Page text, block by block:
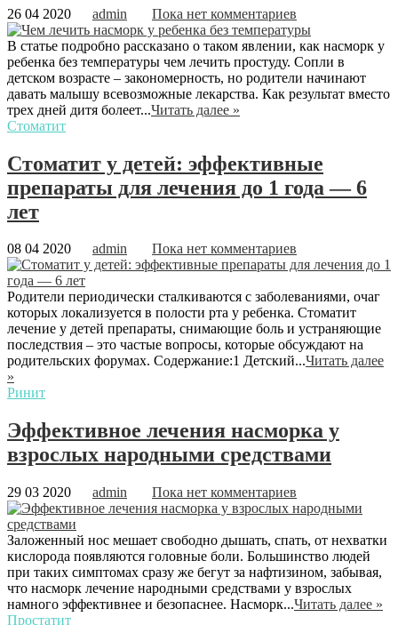
26 04 2020 admin Пока нет комментариев
В статье подробно рассказано о таком явлении, как насморк у
ребенка без температуры чем лечить простуду. Сопли в
детском возрасте – закономерность, но родители начинают
давать малышу всевозможные лекарства. Как результат вместо
трех дней дитя болеет...Читать далее »
Стоматит
Стоматит у детей: эффективные
препараты для лечения до 1 года — 6
лет
08 04 2020 admin Пока нет комментариев
Родители периодически сталкиваются с заболеваниями, очаг
которых локализуется в полости рта у ребенка. Стоматит
лечение у детей препараты, снимающие боль и устраняющие
последствия – это частые вопросы, которые обсуждают на
родительских форумах. Содержание:1 Детский...Читать далее
»
Ринит
Эффективное лечения насморка у
взрослых народными средствами
29 03 2020 admin Пока нет комментариев
Заложенный нос мешает свободно дышать, спать, от нехватки
кислорода появляются головные боли. Большинство людей
при таких симптомах сразу же бегут за нафтизином, забывая,
что насморк лечение народными средствами у взрослых
намного эффективнее и безопаснее. Насморк...Читать далее »
Простатит